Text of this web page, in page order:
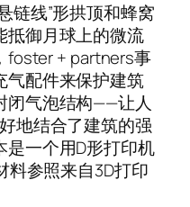
链线”形拱顶和蜂窝
抵御月球上的微流
foster + partners事
气配件来保护建筑
闭气泡结构——让人
地结合了建筑的强
是一个用D形打印机
料参照来自3D打印